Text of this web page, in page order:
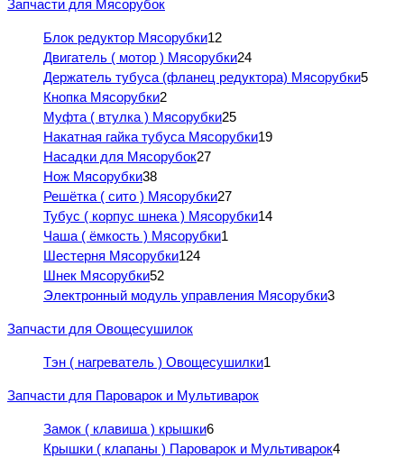
Запчасти для Мясорубок
Блок редуктор Мясорубки12
Двигатель ( мотор ) Мясорубки24
Держатель тубуса (фланец редуктора) Мясорубки5
Кнопка Мясорубки2
Муфта ( втулка ) Мясорубки25
Накатная гайка тубуса Мясорубки19
Насадки для Мясорубок27
Нож Мясорубки38
Решётка ( сито ) Мясорубки27
Тубус ( корпус шнека ) Мясорубки14
Чаша ( ёмкость ) Мясорубки1
Шестерня Мясорубки124
Шнек Мясорубки52
Электронный модуль управления Мясорубки3
Запчасти для Овощесушилок
Тэн ( нагреватель ) Овощесушилки1
Запчасти для Пароварок и Мультиварок
Замок ( клавиша ) крышки6
Крышки ( клапаны ) Пароварок и Мультиварок4